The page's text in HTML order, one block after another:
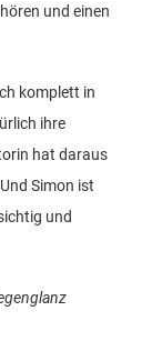
und einen
komplett in
ihre
hat daraus
Simon ist
und